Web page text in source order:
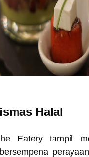
Halal
Eatery tampil